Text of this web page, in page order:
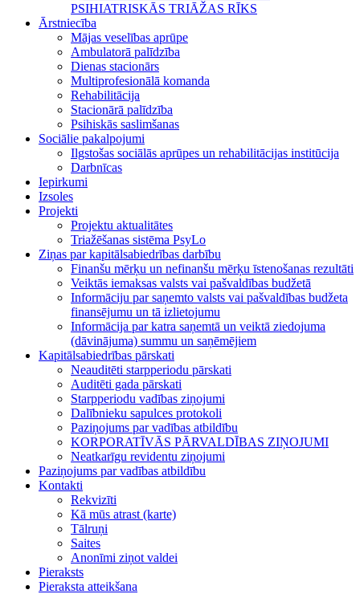
PSIHIATRISKĀS TRIĀŽAS RĪKS
Ārstniecība
Mājas veselības aprūpe
Ambulatorā palīdzība
Dienas stacionārs
Multiprofesionālā komanda
Rehabilitācija
Stacionārā palīdzība
Psihiskās saslimšanas
Sociālie pakalpojumi
Ilgstošas sociālās aprūpes un rehabilitācijas institūcija
Darbnīcas
Iepirkumi
Izsoles
Projekti
Projektu aktualitātes
Triažēšanas sistēma PsyLo
Ziņas par kapitālsabiedrības darbību
Finanšu mērķu un nefinanšu mērķu īstenošanas rezultāti
Veiktās iemaksas valsts vai pašvaldības budžetā
Informāciju par saņemto valsts vai pašvaldības budžeta
finansējumu un tā izlietojumu
Informācija par katra saņemtā un veiktā ziedojuma
(dāvinājuma) summu un saņēmējiem
Kapitālsabiedrības pārskati
Neauditēti starpperiodu pārskati
Auditēti gada pārskati
Starpperiodu vadības ziņojumi
Dalībnieku sapulces protokoli
Paziņojums par vadības atbildību
KORPORATĪVĀS PĀRVALDĪBAS ZIŅOJUMI
Neatkarīgu revidentu ziņojumi
Paziņojums par vadības atbildību
Kontakti
Rekvizīti
Kā mūs atrast (karte)
Tālruņi
Saites
Anonīmi ziņot valdei
Pieraksts
Pieraksta atteikšana